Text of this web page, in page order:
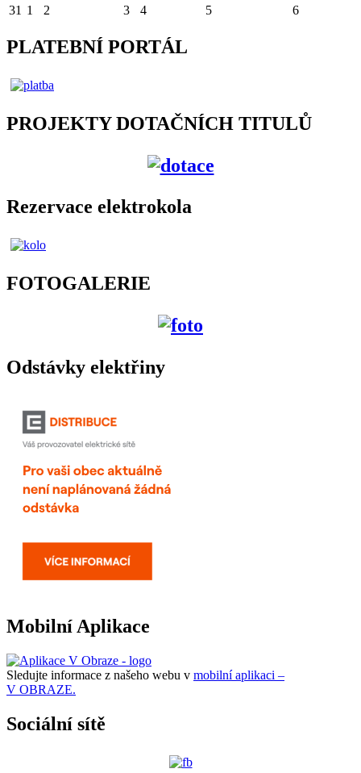
31 1 2 3 4 5 6
PLATEBNÍ PORTÁL
PROJEKTY DOTAČNÍCH TITULŮ
Rezervace elektrokola
FOTOGALERIE
Odstávky elektřiny
Mobilní Aplikace
Sledujte informace z našeho webu v mobilní aplikaci –
V OBRAZE.
Sociální sítě